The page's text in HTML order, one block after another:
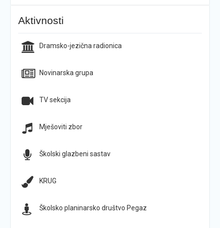
Aktivnosti
Dramsko-jezična radionica
Novinarska grupa
TV sekcija
Mješoviti zbor
Školski glazbeni sastav
KRUG
Školsko planinarsko društvo Pegaz